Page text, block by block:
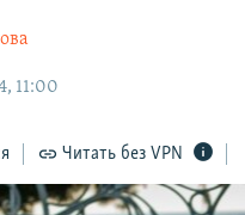
11:00
Читать без VPN